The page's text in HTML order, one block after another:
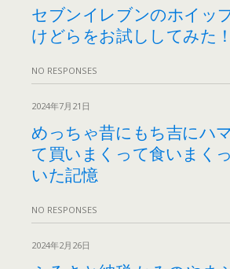
セブンイレブンのホイッ
けどらをお試ししてみた！
NO RESPONSES
2024年7月21日
めっちゃ昔にもち吉にハ
て買いまくって食いまく
いた記憶
NO RESPONSES
2024年2月26日